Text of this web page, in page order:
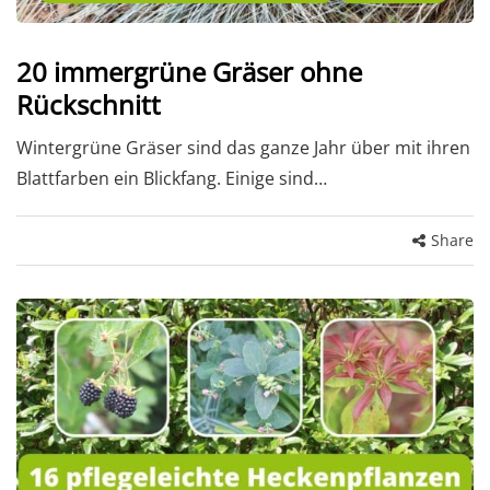
20 immergrüne Gräser ohne
Rückschnitt
Wintergrüne Gräser sind das ganze Jahr über mit ihren
Blattfarben ein Blickfang. Einige sind…
Share